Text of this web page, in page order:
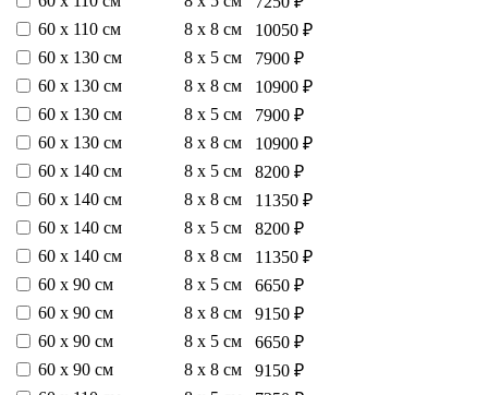
60 х 110 см
8 х 8 см
10050 ₽
60 х 130 см
8 х 5 см
7900 ₽
60 х 130 см
8 х 8 см
10900 ₽
60 х 130 см
8 х 5 см
7900 ₽
60 х 130 см
8 х 8 см
10900 ₽
60 х 140 см
8 х 5 см
8200 ₽
60 х 140 см
8 х 8 см
11350 ₽
60 х 140 см
8 х 5 см
8200 ₽
60 х 140 см
8 х 8 см
11350 ₽
60 х 90 см
8 х 5 см
6650 ₽
60 х 90 см
8 х 8 см
9150 ₽
60 х 90 см
8 х 5 см
6650 ₽
60 х 90 см
8 х 8 см
9150 ₽